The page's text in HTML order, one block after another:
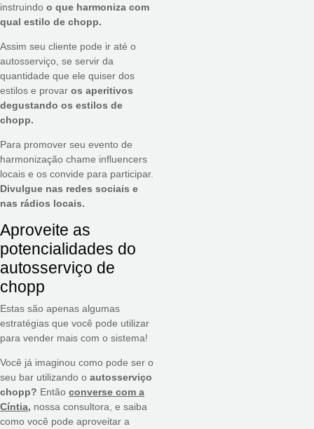
instruindo o que harmoniza com
qual estilo de chopp.
Assim seu cliente pode ir até o
autosserviço, se servir da
quantidade que ele quiser dos
estilos e provar os aperitivos
degustando os estilos de
chopp.
Para promover seu evento de
harmonização chame influencers
locais e os convide para participar.
Divulgue nas redes sociais e
nas rádios locais.
Aproveite as
potencialidades do
autosserviço de
chopp
Estas são apenas algumas
estratégias que você pode utilizar
para vender mais com o sistema!
Você já imaginou como pode ser o
seu bar utilizando o autosserviço
chopp? Então converse com a
Cíntia, nossa consultora, e saiba
como você pode aproveitar a